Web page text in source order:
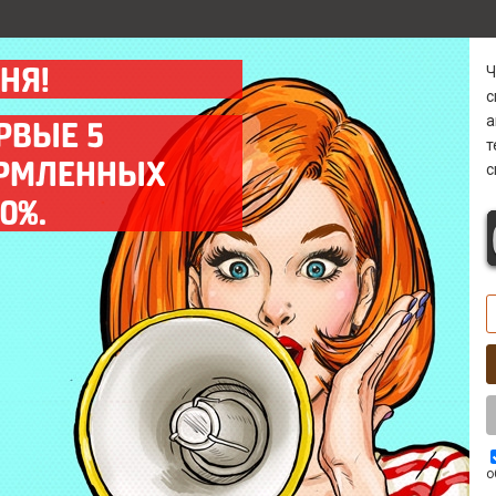
Гарантия
Предоставляем гарантию
на все выполненные
работы до 12 мес.
Диагностика 0 р
Бесплатно* выявим
причину поломки в
кратчайшие сроки.
Выезд мастера
Оперативный выезд
мастера на объект
заказчика в день заказа.
Комплектующие
Используем только
качественные запчасти
ААА класса.
5